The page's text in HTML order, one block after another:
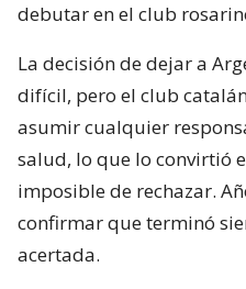
debutar en el club
La decisión de dejar a
difícil, pero el club
asumir cualquier
salud, lo que lo convirtió
imposible de rechazar.
confirmar que terminó
acertada.